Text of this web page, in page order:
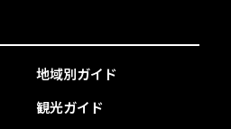
地域別ガイド
観光ガイド